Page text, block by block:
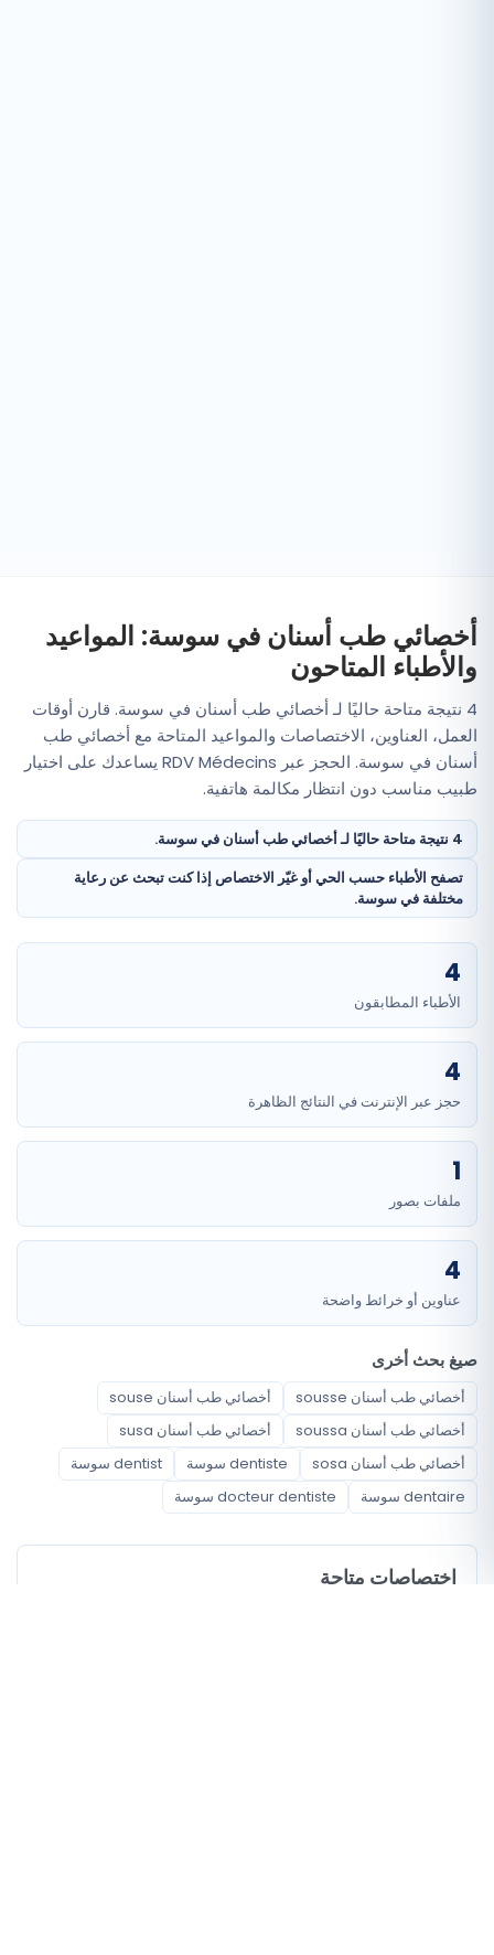
أخصائي طب أسنان في سوسة: المواعيد
والأطباء المتاحون
4 نتيجة متاحة حاليًا لـ أخصائي طب أسنان في سوسة. قارن أوقات
العمل، العناوين، الاختصاصات والمواعيد المتاحة مع أخصائي طب
أسنان في سوسة. الحجز عبر RDV Médecins يساعدك على اختيار
طبيب مناسب دون انتظار مكالمة هاتفية.
4 نتيجة متاحة حاليًا لـ أخصائي طب أسنان في سوسة.
تصفح الأطباء حسب الحي أو غيّر الاختصاص إذا كنت تبحث عن رعاية
مختلفة في سوسة.
4
الأطباء المطابقون
4
حجز عبر الإنترنت في النتائج الظاهرة
1
ملفات بصور
4
عناوين أو خرائط واضحة
صيغ بحث أخرى
أخصائي طب أسنان sousse
أخصائي طب أسنان souse
أخصائي طب أسنان soussa
أخصائي طب أسنان susa
أخصائي طب أسنان sosa
dentiste سوسة
dentist سوسة
dentaire سوسة
docteur dentiste سوسة
اختصاصات متاحة